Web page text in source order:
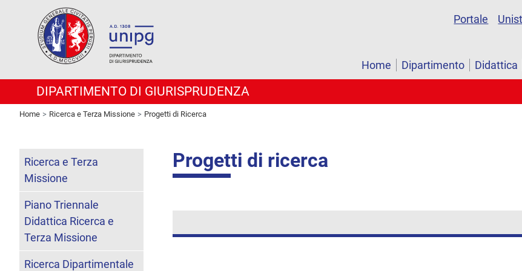
Portale
Home Dipartimento Didattica
DIPARTIMENTO DI GIURISPRUDENZA
Home Ricerca e Terza Missione Progetti di Ricerca
Progetti di ricerca
Ricerca e Terza
Missione
Piano Triennale
Didattica Ricerca e
Terza Missione
Ricerca Dipartimentale